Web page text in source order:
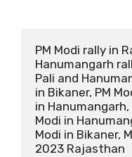
PM Modi rally in
Hanumangarh
Pali and
in Bikaner, PM
in Hanumangarh,
Modi in
Modi in Bikaner,
2023 Rajasthan